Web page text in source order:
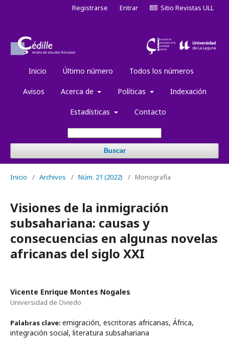
Inicio Último número Todos los números
Avisos Acerca de Políticas Indexación
Estadísticas Contacto
Buscar
Registrarse Entrar Sitio Revistas ULL
Inicio / Archivos / Núm. 21 (2022) / Monografía
Visiones de la inmigración
subsahariana: causas y
consecuencias en algunas novelas
africanas del siglo XXI
Vicente Enrique Montes Nogales
Universidad de Oviedo
Palabras clave: emigración, escritoras africanas, África,
integración social, literatura subsahariana